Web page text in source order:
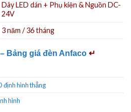
Dây LED dán + Phụ kiện &Nguồn DC-
24V
3 năm / 36 tháng
Bảng giá đèn Anfaco ↵
định hình thẳng
hình